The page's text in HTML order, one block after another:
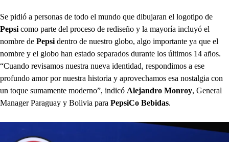
Se pidió a personas de todo el mundo que dibujaran el logotipo de
Pepsi como parte del proceso de rediseño y la mayoría incluyó el
nombre de Pepsi dentro de nuestro globo, algo importante ya que el
nombre y el globo han estado separados durante los últimos 14 años.
“Cuando revisamos nuestra nueva identidad, respondimos a ese
profundo amor por nuestra historia y aprovechamos esa nostalgia con
un toque sumamente moderno”, indicó Alejandro Monroy, General
Manager Paraguay y Bolivia para PepsiCo Bebidas.